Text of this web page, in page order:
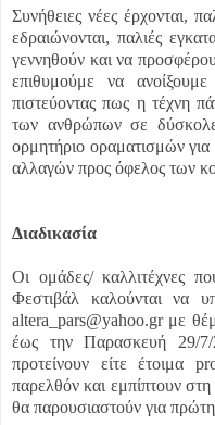
Συνήθειες νέες έρχονται,
εδραιώνονται, παλιές
γεννηθούν και να
επιθυμούμε να
πιστεύοντας πως η τέχνη
των ανθρώπων σε
ορμητήριο οραματισμών
αλλαγών προς όφελος των
Διαδικασία
Οι ομάδες/ καλλιτέχνες
Φεστιβάλ καλούνται να
altera_pars@yahoo.gr με
έως την Παρασκευή 29/7/
προτείνουν είτε έτοιμα
παρελθόν και εμπίπτουν
θα παρουσιαστούν για